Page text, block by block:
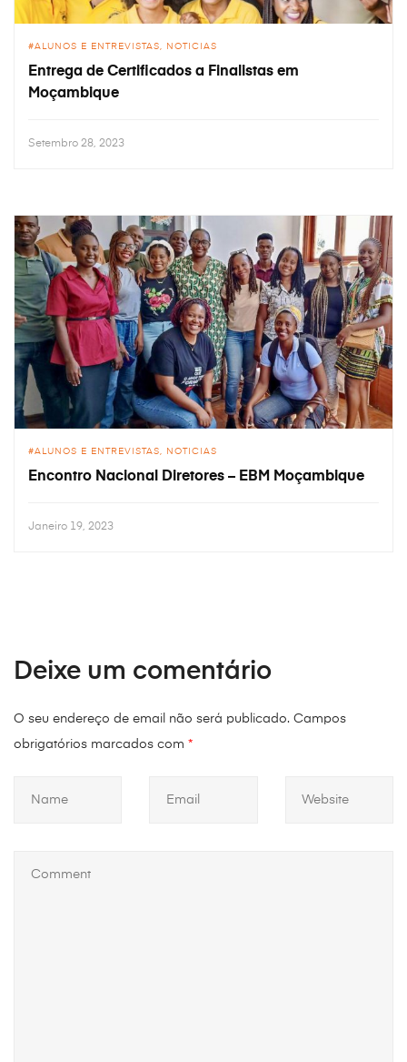
ALUNOS E ENTREVISTAS NOTICIAS
Entrega de Certificados a Finalistas em
Moçambique
Setembro 28, 2023
ALUNOS E ENTREVISTAS NOTICIAS
Encontro Nacional Diretores – EBM Moçambique
Janeiro 19, 2023
Deixe um comentário
O seu endereço de email não será publicado. Campos
obrigatórios marcados com *